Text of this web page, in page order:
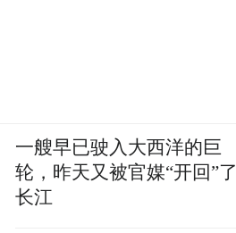
一艘早已驶入大西洋的巨
轮，昨天又被官媒“开回”了
长江